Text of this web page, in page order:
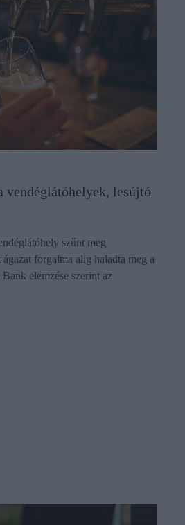
vendéglátóhelyek, lesújtó
szűnt meg
forgalma alig haladta meg a
elemzése szerint az